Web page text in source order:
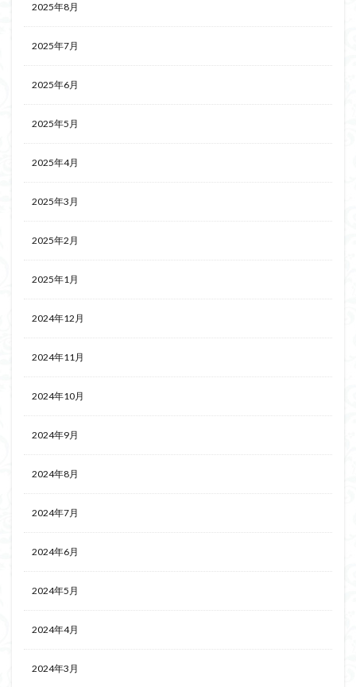
2025年8月
2025年7月
2025年6月
2025年5月
2025年4月
2025年3月
2025年2月
2025年1月
2024年12月
2024年11月
2024年10月
2024年9月
2024年8月
2024年7月
2024年6月
2024年5月
2024年4月
2024年3月